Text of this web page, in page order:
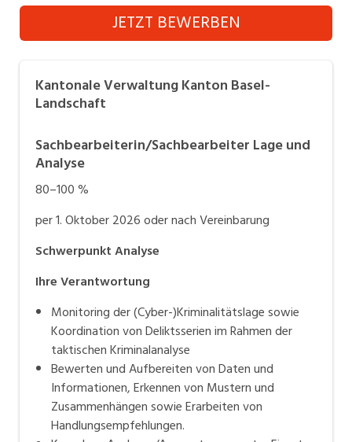
Industrie, Maschinenbau, Anlagenbau,
Produktion
Kaufm. Berufe, Kundendienst, Verwaltung
Marketing, Kommunikation, Medien, Druck
Mechanik, Elektronik, Optik (Fertigung)
Medizin, Gesundheitswesen, Pflege
Sicherheit, Rettung, Polizei, Zoll
Verkauf, Handel, Kundenberatung,
Aussendienst
Kantonale Verwaltung Kanton Basel-
JETZT BEWERBEN
Kantonale Verwaltung Kanton Basel-
Landschaft
Sachbearbeiterin/Sachbearbeiter Lage und
Analyse
80–100 %
per 1. Oktober 2026 oder nach Vereinbarung
Schwerpunkt Analyse
Ihre Verantwortung
Monitoring der (Cyber-)Kriminalitätslage sowie
Koordination von Deliktsserien im Rahmen der
taktischen Kriminalanalyse
Bewerten und Aufbereiten von Daten und
Informationen, Erkennen von Mustern und
Zusammenhängen sowie Erarbeiten von
Handlungsempfehlungen.